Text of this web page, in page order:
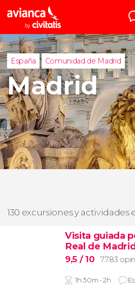
España Comunidad de Madrid
Madrid
130 excursiones y actividades
Visita guiada
Real de
9,5 / 10 7.783
1h 30m - 2h